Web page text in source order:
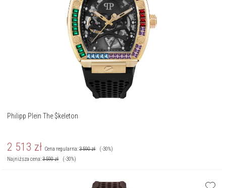
Philipp Plein The $keleton
2 513 zł Cena regularna:3 590zł
(-30%)
Najniższa cena:3 590zł (-30%)